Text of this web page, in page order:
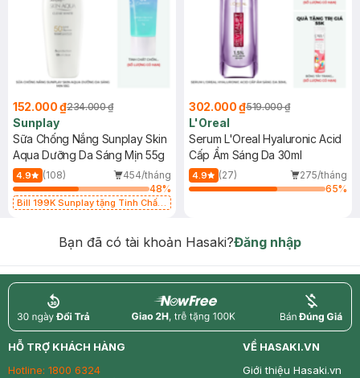
152.000 ₫234.000 ₫
Sunplay
Sữa Chống Nắng Sunplay Skin
Aqua Dưỡng Da Sáng Mịn 55g
4.9 (108)
454/tháng
48%
Bill 199K Sunplay tặng Tinh Chất
302.000 ₫519.000 ₫
L'Oreal
Serum L'Oreal Hyaluronic Acid
Cấp Ẩm Sáng Da 30ml
4.9 (27)
275/tháng
65%
Bạn đã có tài khoản Hasaki?Đăng nhập
return nowfree price
HỖ TRỢ KHÁCH HÀNG
Hotline: 1800 6324
VỀ HASAKI.VN
Giới thiệu Hasaki.vn